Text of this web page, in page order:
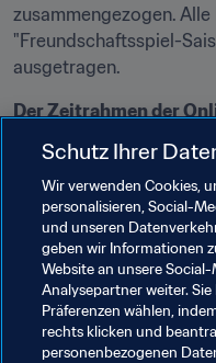
zusammengezogen.
"Freundschaftsspiel-
ausgetragen.
Der Zeitrahmen der
Online-Qualifikation
Gegnern festgelegt
18. April erfahren, ob
Dann müssen sie bis
CET) den kompletten
Turniers zustimmen.
Bewerbung erhalten die
Liste ihrer Gegner für
Schutz Ihrer
Wir verwenden Cookies,
personalisieren, Social-
und unseren
geben wir Informationen
Website an unsere
Analysepartner weiter.
Präferenzen wählen,
rechts klicken und
personenbezogenen